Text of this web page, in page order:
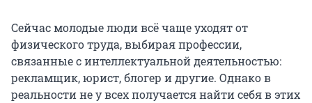
Сейчас молодые люди всё чаще уходят от
физического труда, выбирая профессии,
связанные с интеллектуальной деятельностью:
рекламщик, юрист, блогер и другие. Однако в
реальности не у всех получается найти себя в этих